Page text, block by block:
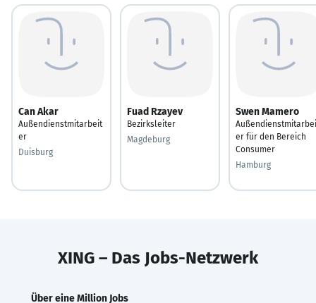
Can Akar
Außendienstmitarbeit
er
Duisburg
Fuad Rzayev
Bezirksleiter
Magdeburg
Swen Mamero
er für den Bereich
Consumer
Hamburg
XING – Das Jobs-Netzwerk
Über eine Million Jobs